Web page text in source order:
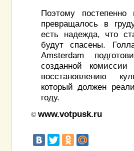
Поэтому постепенно
превращалось в
есть надежда, что
будут спасены.
Amsterdam
созданной
восстановлению
который должен
году.
© www.votpusk.ru